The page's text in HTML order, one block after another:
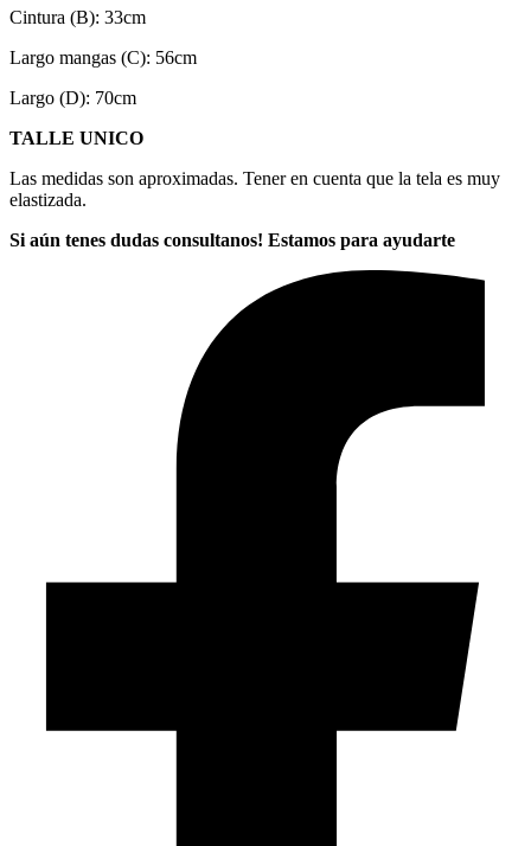
Cintura (B): 33cm
Largo mangas (C): 56cm
Largo (D): 70cm
TALLE UNICO
Las medidas son aproximadas. Tener en cuenta que la tela es muy
elastizada.
Si aún tenes dudas consultanos! Estamos para ayudarte